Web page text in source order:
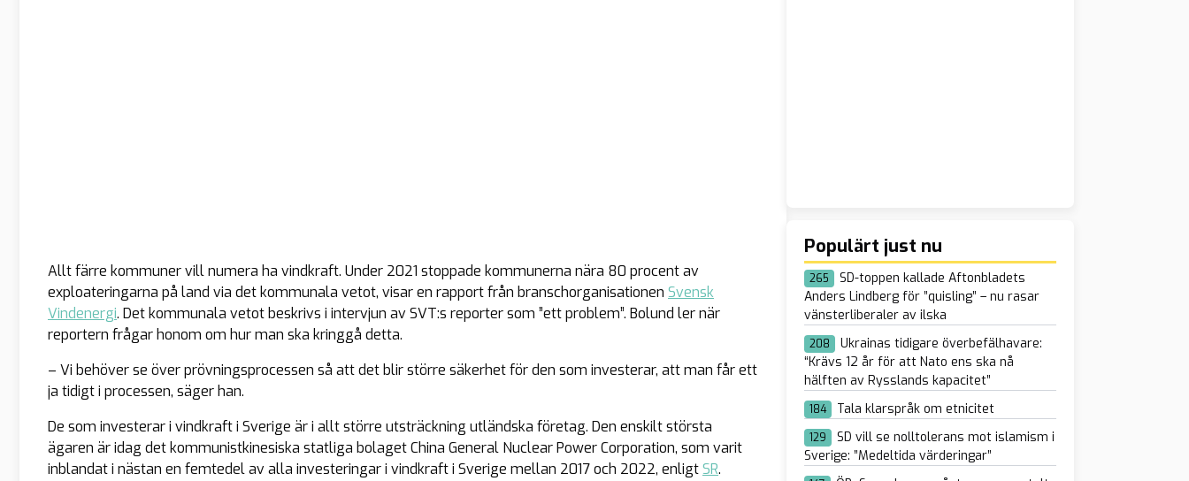
Allt färre kommuner vill numera ha vindkraft. Under 2021 stoppade kommunerna nära 80 procent av
exploateringarna på land via det kommunala vetot, visar en rapport från branschorganisationen Svensk
Vindenergi. Det kommunala vetot beskrivs i intervjun av SVT:s reporter som ”ett problem”. Bolund ler när
reportern frågar honom om hur man ska kringgå detta.
– Vi behöver se över prövningsprocessen så att det blir större säkerhet för den som investerar, att man får ett
ja tidigt i processen, säger han.
De som investerar i vindkraft i Sverige är i allt större utsträckning utländska företag. Den enskilt största
ägaren är idag det kommunistkinesiska statliga bolaget China General Nuclear Power Corporation, som varit
inblandat i nästan en femtedel av alla investeringar i vindkraft i Sverige mellan 2017 och 2022, enligtSR.
Populärt just nu
265
SD-toppen kallade Aftonbladets
Anders Lindberg för ”quisling” – nu rasar
vänsterliberaler av ilska
208
Ukrainas tidigare överbefälhavare:
“Krävs 12 år för att Nato ens ska nå
hälften av Rysslands kapacitet”
184 Tala klarspråk om etnicitet
129
SD vill se nolltolerans mot islamism i
Sverige: ”Medeltida värderingar”